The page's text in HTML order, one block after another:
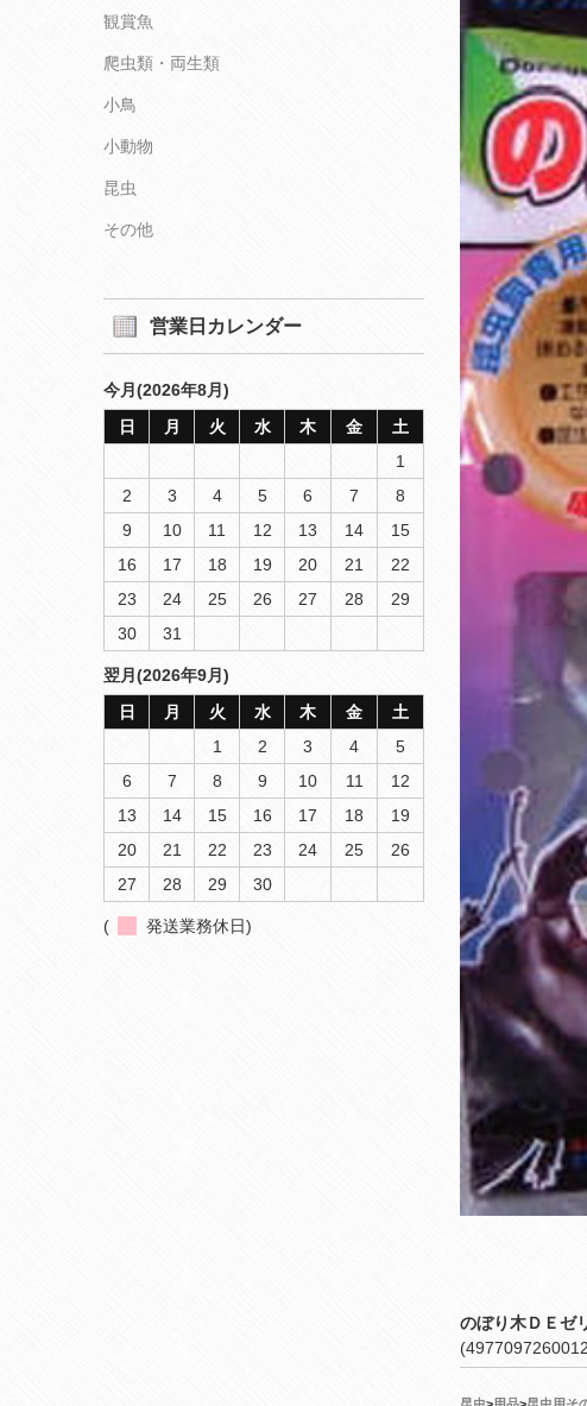
のぼり木ＤＥゼ
観賞魚
爬虫類・両生類
小鳥
小動物
昆虫
その他
営業日カレンダー
今月(2026年8月)
日
月 火 水 木 金
土
1
2
3 4 5 6 7
8
9
10 11 12 13 14
15
16
17 18 19 20 21
22
23
24 25 26 27 28
29
30
31
翌月(2026年9月)
日
月 火 水 木 金
土
1
2 3 4
5
6
7 8 9 10 11
12
13
14 15 16 17 18
19
20
21 22 23 24 25
26
27
28 29 30
( 発送業務休日)